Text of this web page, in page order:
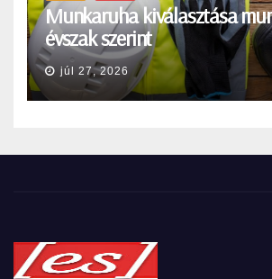
Munkaruha kiválasztása
évszak szerint
júl 27, 2026